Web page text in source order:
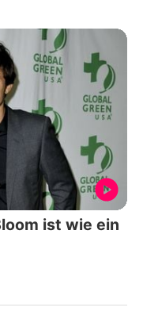
ist wie ein